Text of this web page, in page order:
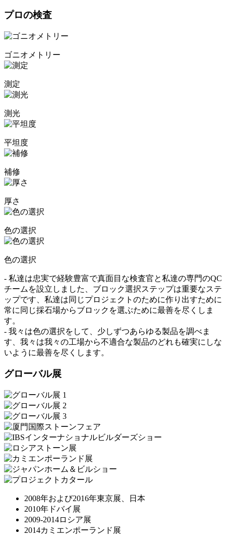
プロの検査
ゴニオメトリー
測定
測光
平坦度
補修
厚さ
色の選択
色の選択
- 私達は忠実で経験豊富で真面目な検査官と私達の専門のQC
チームを設立しました、ブロック選択ステップは重要なステ
ップです、私達は同じプロジェクトのために作り出すために
常に同じ採石場からブロックを選ぶために最善を尽くしま
す。
- 我々は色の選択をして、少しずつあらゆる製品を調べま
す、我々は我々の工場から不適合な製品のどれも確実にしな
いように最善を尽くします。
グローバル展
2008年および2016年東京展、日本
2010年ドバイ展
2009-2014ロシア展
2014カミエンポーランド展